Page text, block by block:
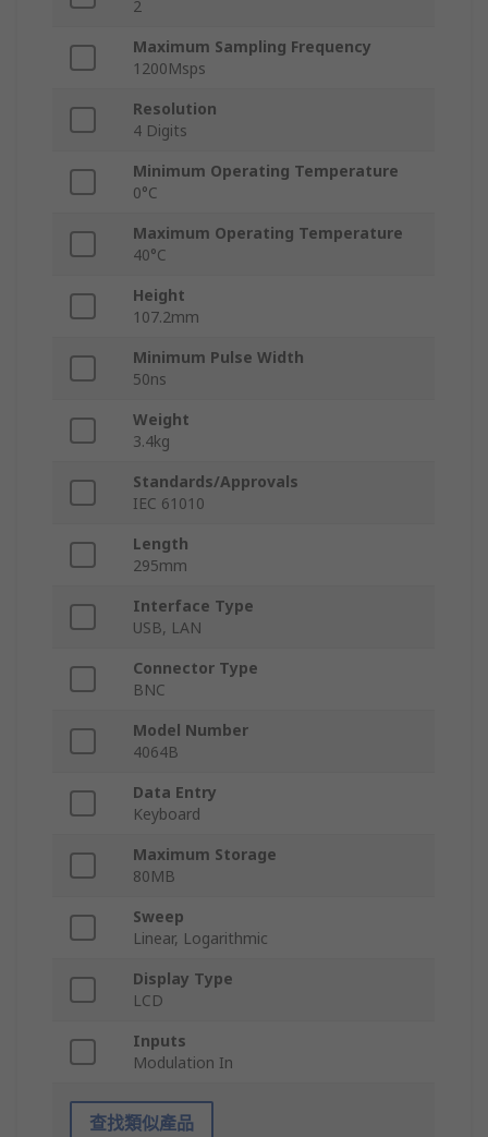
2
Maximum Sampling Frequency
1200Msps
Resolution
4 Digits
Minimum Operating Temperature
0°C
Maximum Operating Temperature
40°C
Height
107.2mm
Minimum Pulse Width
50ns
Weight
3.4kg
Standards/Approvals
IEC 61010
Length
295mm
Interface Type
USB, LAN
Connector Type
BNC
Model Number
4064B
Data Entry
Keyboard
Maximum Storage
80MB
Sweep
Linear, Logarithmic
Display Type
LCD
Inputs
Modulation In
查找類似產品